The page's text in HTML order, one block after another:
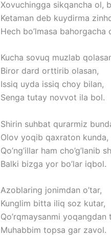
Xovuchingga sikqancha ol,
Ketaman deb kuydirma
Hech bo’lmasa bahorgacha
Kucha sovuq muzlab
Biror dard orttirib olasan,
Issiq uyda issiq choy bilan,
Senga tutay novvot ila bol.
Shirin suhbat qurarmiz
Olov yoqib qaxraton kunda,
Qo’ng’illar ham cho’g’lanib
Balki bizga yor bo’lar iqbol.
Azoblaring jonimdan o’tar,
Kunglim bitta iliq soz kutar,
Qo’rqmaysanmi yoqangdan
Muhabbim topsa gar zavol.